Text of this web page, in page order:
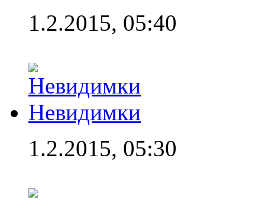
1.2.2015, 05:40
Невидимки
1.2.2015, 05:30